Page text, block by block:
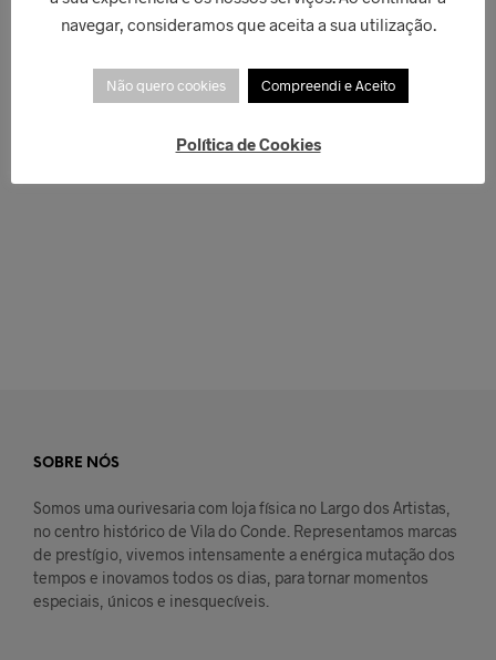
SOBRE NÓS
Somos uma ourivesaria com loja física no Largo dos Artistas,
no centro histórico de Vila do Conde. Representamos marcas
de prestígio, vivemos intensamente a enérgica mutação dos
tempos e inovamos todos os dias, para tornar momentos
especiais, únicos e inesquecíveis.
navegar, consideramos que aceita a sua utilização.
Não quero cookies Compreendi e Aceito
Política de Cookies